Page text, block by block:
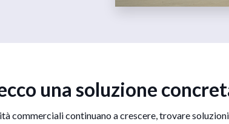
una soluzione
commerciali continuano a crescere, trovare